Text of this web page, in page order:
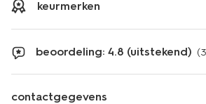
keurmerken
beoordeling: 4.8 (uitstekend)
contactgegevens